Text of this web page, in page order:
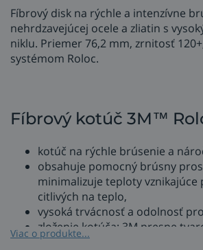
Fíbrový disk na rýchle a intenzívne
nehrdzavejúcej ocele a zliatin s
niklu. Priemer 76,2 mm, zrnitosť
systémom Roloc.
Fíbrový kotúč 3M™
kotúč na rýchle brúsenie a
obsahuje pomocný brúsny
minimalizuje teploty vznikajúce
citlivých na teplo,
vysoká trvácnosť a odolnosť
zloženie kotúča: 3M presne
odolné živicové spojivo + pevný
Viac o produkte...